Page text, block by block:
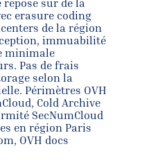
repose sur de la
erasure coding
de la région
immuabilité
minimale
Pas de frais
selon la
Périmètres OVH
Cold Archive
SecNumCloud
en région Paris
OVH docs